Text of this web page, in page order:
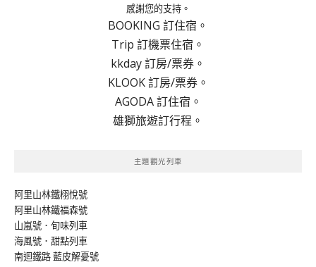
感謝您的支持。
BOOKING 訂住宿。
Trip 訂機票住宿。
kkday 訂房/票券。
KLOOK 訂房/票券。
AGODA 訂住宿。
雄獅旅遊訂行程。
主題觀光列車
阿里山林鐵栩悅號
阿里山林鐵福森號
山嵐號．旬味列車
海風號．甜點列車
南迴鐵路 藍皮解憂號